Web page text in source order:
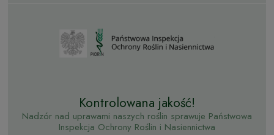
Kontrolowana jakość!
Nadzór nad uprawami naszych roślin sprawuje Państwowa
Inspekcja Ochrony Roślin i Nasiennictwa